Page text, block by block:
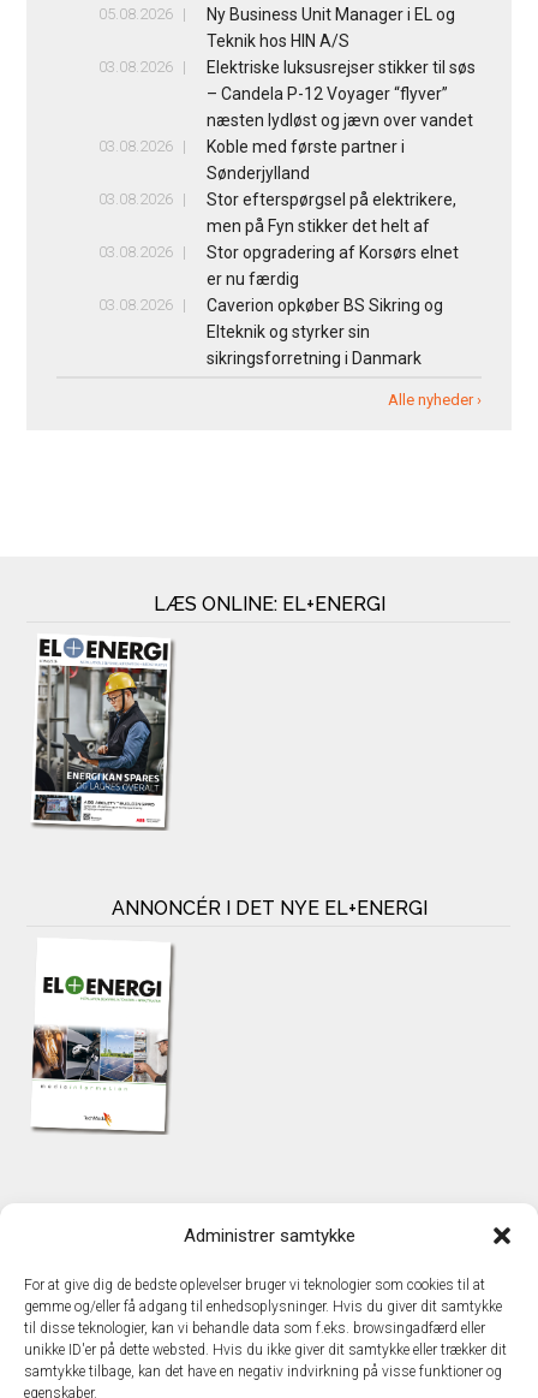
Administrer samtykke
For at give dig de bedste oplevelser bruger vi teknologier som cookies til at
gemme og/eller få adgang til enhedsoplysninger. Hvis du giver dit samtykke
til disse teknologier, kan vi behandle data som f.eks. browsingadfærd eller
unikke ID'er på dette websted. Hvis du ikke giver dit samtykke eller trækker dit
samtykke tilbage, kan det have en negativ indvirkning på visse funktioner og
egenskaber.
05.08.2026
Ny Business Unit Manager i EL og
Teknik hos HIN A/S
03.08.2026
Elektriske luksusrejser stikker til søs
– Candela P-12 Voyager “flyver”
næsten lydløst og jævn over vandet
03.08.2026
Koble med første partner i
Sønderjylland
03.08.2026
Stor efterspørgsel på elektrikere,
men på Fyn stikker det helt af
03.08.2026
Stor opgradering af Korsørs elnet
er nu færdig
03.08.2026
Caverion opkøber BS Sikring og
Elteknik og styrker sin
sikringsforretning i Danmark
Alle nyheder ›
LÆS ONLINE: EL+ENERGI
ANNONCÉR I DET NYE EL+ENERGI
TechMedia A/S
DK – 2600 Glostrup
www.techmedia.dk
Telefon: +45 43 24 26 28
E-mail:info@techmedia.dk